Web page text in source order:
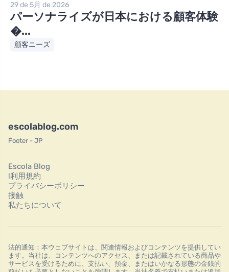
29 de 5月 de 2026
パーソナライズが日本における顧客体験
�...
顧客ニーズ
escolablog.com
Footer - JP
Escola Blog
l利用規約
プライバシーポリシー
接触
私たちについて
法的通知：本ウェブサイトは、関連情報およびコンテンツを提供してい
ます。当社は、コンテンツへのアクセス、または記載されている商品や
サービスを受けるために、支払い、預金、またはいかなる形態の金銭的